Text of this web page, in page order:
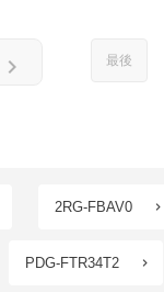
最後
chevron_right
2RG-FBAV0
PDG-FTR34T2